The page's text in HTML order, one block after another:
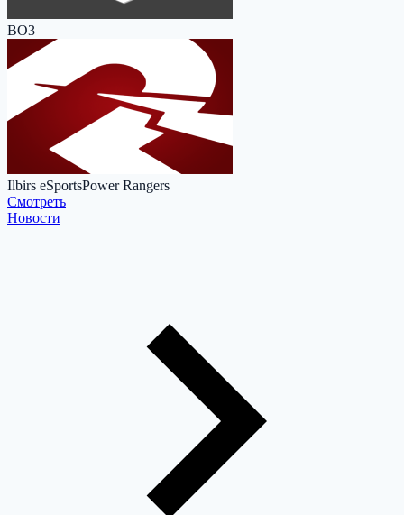
BO3
Ilbirs eSportsPower Rangers
Cмотреть
Новости